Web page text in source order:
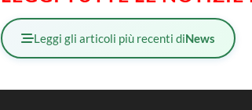
Leggi gli articoli più recenti diNews